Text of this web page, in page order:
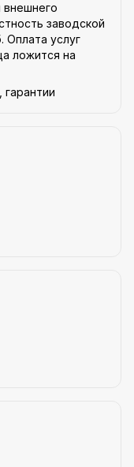
внешнего
заводской
Оплата услуг
ложится на